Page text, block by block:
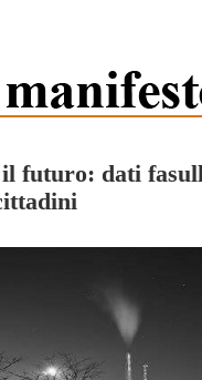
futuro: dati